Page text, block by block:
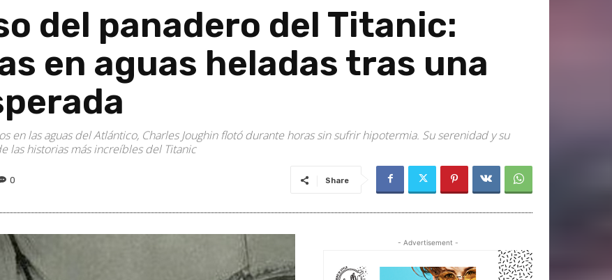
del panadero del Titanic:
en aguas heladas tras una
en las aguas del Atlántico, Charles Joughin flotó durante horas sin sufrir hipotermia. Su serenidad y su
las historias más increíbles del Titanic
0 Share
- Advertisement -